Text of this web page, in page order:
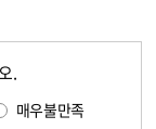
.
매우불만족